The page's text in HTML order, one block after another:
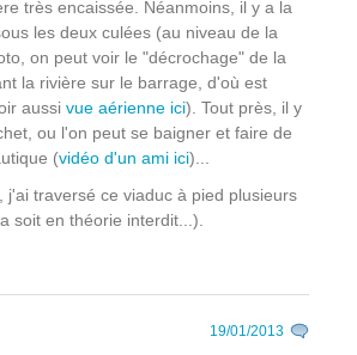
très encaissée. Néanmoins, il y a la
les deux culées (au niveau de la
on peut voir le "décrochage" de la
la rivière sur le barrage, d'où est
aussi vue aérienne ici). Tout près, il y
ou l'on peut se baigner et faire de
(vidéo d'un ami ici)...
j'ai traversé ce viaduc à pied plusieurs
soit en théorie interdit...).
19/01/2013